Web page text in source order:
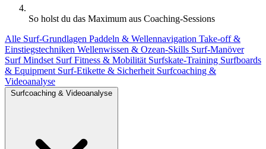
So holst du das Maximum aus Coaching-Sessions
Alle Surf-Grundlagen Paddeln & Wellennavigation Take-off &
Einstiegstechniken Wellenwissen & Ozean-Skills Surf-Manöver
Surf Mindset Surf Fitness & Mobilität Surfskate-Training Surfboards
& Equipment Surf-Etikette & Sicherheit Surfcoaching &
Videoanalyse
Surfcoaching & Videoanalyse